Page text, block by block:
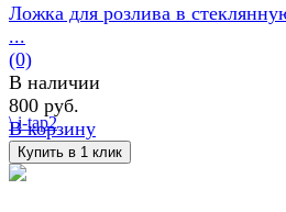
Ложка для розлива в
...
(0)
В наличии
800 руб.
В корзину